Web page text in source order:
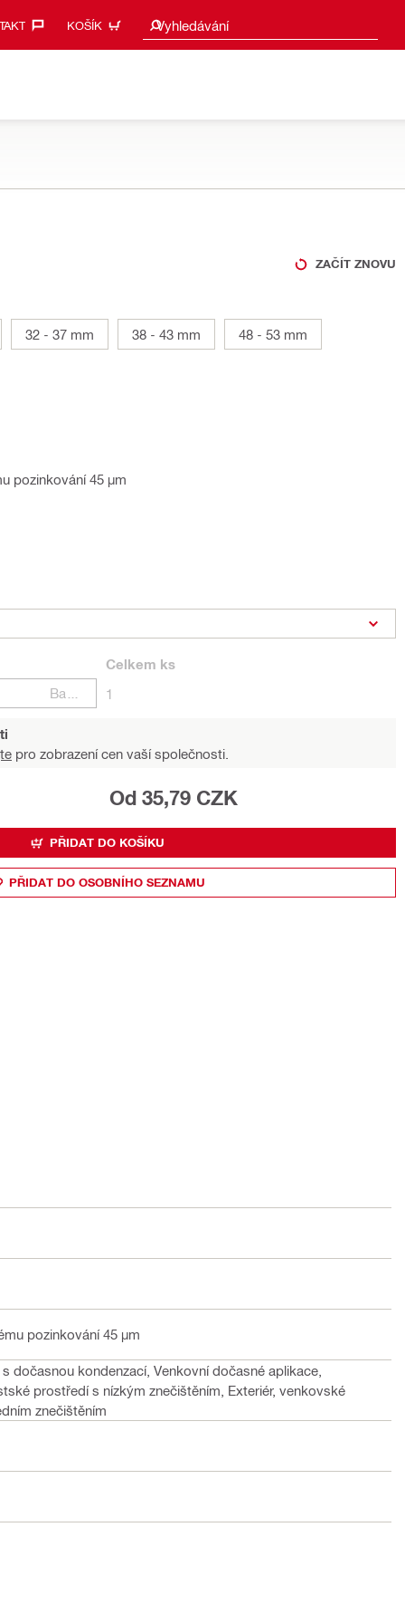
KOŠÍK Vyhledávání
Návrhy vyhledávání
ZAČÍT ZNOVU
32 - 37 mm 38 - 43 mm 48 - 53 mm
pozinkování 45 µm
Celkem ks
1
pro zobrazení cen vaší společnosti.
Od 35,79 CZK
PŘIDAT DO KOŠÍKU
PŘIDAT DO OSOBNÍHO SEZNAMU
pozinkování 45 µm
s dočasnou kondenzací, Venkovní dočasné aplikace,
prostředí s nízkým znečištěním, Exteriér, venkovské
znečištěním